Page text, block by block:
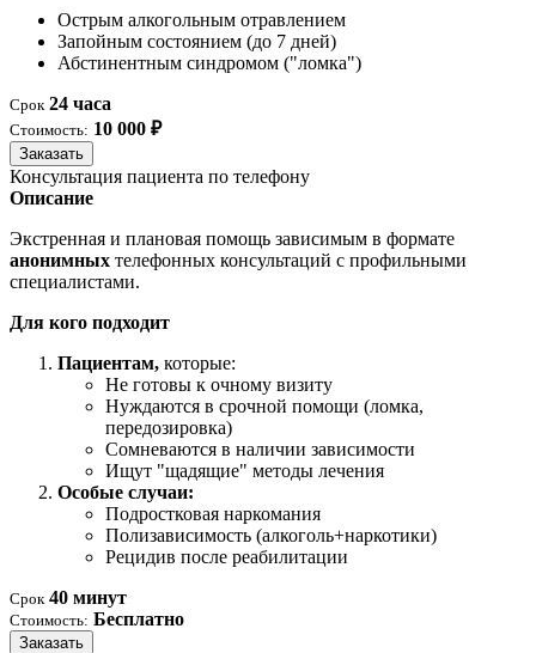
Острым алкогольным отравлением
Запойным состоянием (до 7 дней)
Абстинентным синдромом ("ломка")
Срок 24 часа
Стоимость: 10 000 ₽
Заказать
Консультация пациента по телефону
Описание
Экстренная и плановая помощь зависимым в формате
анонимных телефонных консультаций с профильными
специалистами.
Для кого подходит
Пациентам, которые:
Не готовы к очному визиту
Нуждаются в срочной помощи (ломка,
передозировка)
Сомневаются в наличии зависимости
Ищут "щадящие" методы лечения
Особые случаи:
Подростковая наркомания
Полизависимость (алкоголь+наркотики)
Рецидив после реабилитации
Срок 40 минут
Стоимость: Бесплатно
Заказать